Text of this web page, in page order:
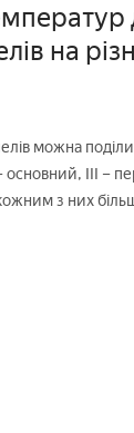
на
можна
III –
з них